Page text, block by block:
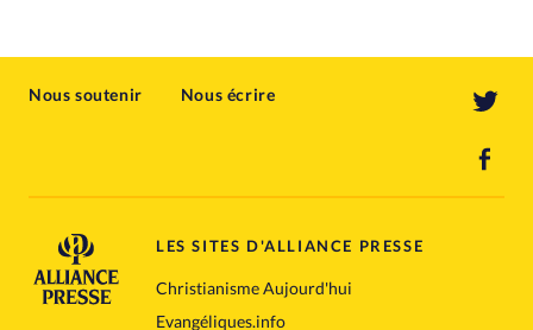
Nous soutenir Nous écrire
LES SITES D'ALLIANCE PRESSE
Christianisme Aujourd'hui
Evangéliques.info